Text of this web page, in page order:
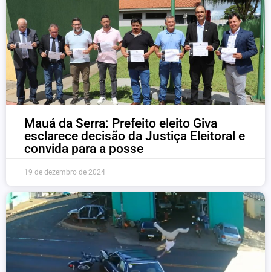
Mauá da Serra: Prefeito eleito Giva
esclarece decisão da Justiça Eleitoral e
convida para a posse
19 de dezembro de 2024